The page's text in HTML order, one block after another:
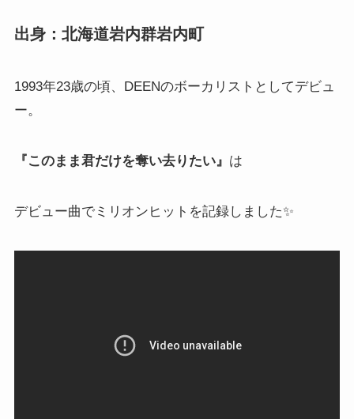
出身：北海道岩内群岩内町
1993年23歳の頃、DEENのボーカリストとしてデビュ
ー。
『このまま君だけを奪い去りたい』 は
デビュー曲でミリオンヒットを記録しました✨